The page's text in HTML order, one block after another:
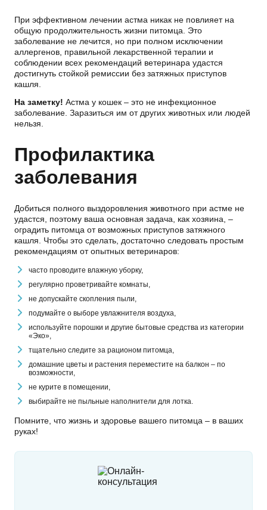
При эффективном лечении астма никак не повлияет на
общую продолжительность жизни питомца. Это
заболевание не лечится, но при полном исключении
аллергенов, правильной лекарственной терапии и
соблюдении всех рекомендаций ветеринара удастся
достигнуть стойкой ремиссии без затяжных приступов
кашля.
На заметку! Астма у кошек – это не инфекционное
заболевание. Заразиться им от других животных или людей
нельзя.
Профилактика
заболевания
Добиться полного выздоровления животного при астме не
удастся, поэтому ваша основная задача, как хозяина, –
оградить питомца от возможных приступов затяжного
кашля. Чтобы это сделать, достаточно следовать простым
рекомендациям от опытных ветеринаров:
часто проводите влажную уборку,
регулярно проветривайте комнаты,
не допускайте скопления пыли,
подумайте о выборе увлажнителя воздуха,
используйте порошки и другие бытовые средства из категории
«Эко»,
тщательно следите за рационом питомца,
домашние цветы и растения переместите на балкон – по
возможности,
не курите в помещении,
выбирайте не пыльные наполнители для лотка.
Помните, что жизнь и здоровье вашего питомца – в ваших
руках!